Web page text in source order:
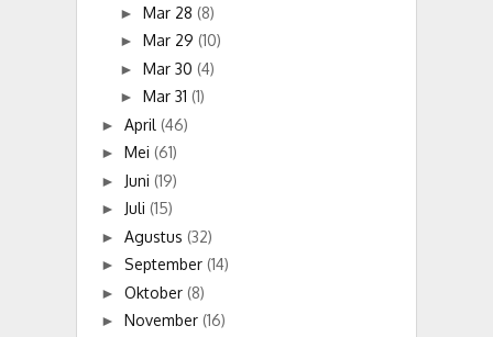
► Mar 28 (8)
► Mar 29 (10)
► Mar 30 (4)
► Mar 31 (1)
► April (46)
► Mei (61)
► Juni (19)
► Juli (15)
► Agustus (32)
► September (14)
► Oktober (8)
► November (16)